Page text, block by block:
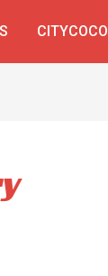
CITYCOCO